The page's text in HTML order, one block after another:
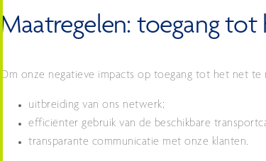
Maatregelen: toegang tot
Om onze negatieve impacts op toegang tot het net
uitbreiding van ons netwerk;
efficiënter gebruik van de beschikbare
transparante communicatie met onze klanten.